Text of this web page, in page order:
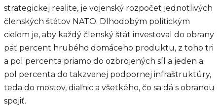
strategickej realite, je vojenský rozpočet jednotlivých
členských štátov NATO. Dlhodobým politickým
cieľom je, aby každý členský štát investoval do obrany
päť percent hrubého domáceho produktu, z toho tri
a pol percenta priamo do ozbrojených síl a jeden a
pol percenta do takzvanej podpornej infraštruktúry,
teda do mostov, diaľnic a všetkého, čo sa dá s obranou
spojiť.